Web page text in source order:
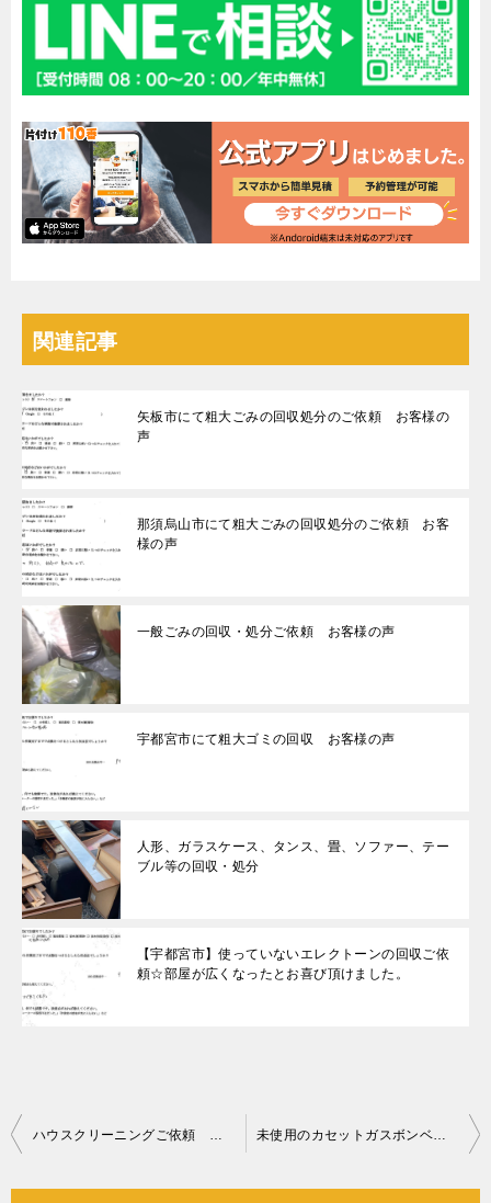
関連記事
矢板市にて粗大ごみの回収処分のご依頼 お客様の
声
那須烏山市にて粗大ごみの回収処分のご依頼 お客
様の声
一般ごみの回収・処分ご依頼 お客様の声
宇都宮市にて粗大ゴミの回収 お客様の声
人形、ガラスケース、タンス、畳、ソファー、テー
ブル等の回収・処分
【宇都宮市】使っていないエレクトーンの回収ご依
頼☆部屋が広くなったとお喜び頂けました。
投
ハウスクリーニングご依頼 お客様の声 未使用のカセットガスボンベの回収・処分ご依頼 お客様の声